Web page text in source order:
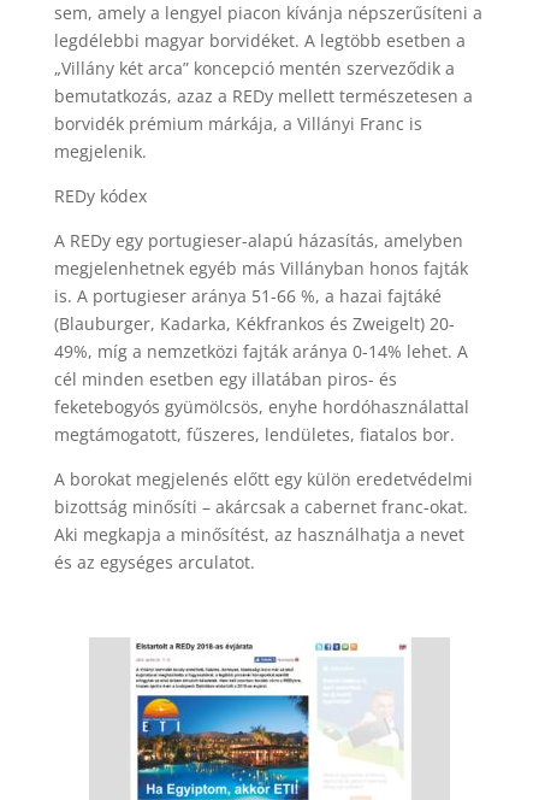
sem, amely a lengyel piacon kívánja népszerűsíteni a
legdélebbi magyar borvidéket. A legtöbb esetben a
„Villány két arca” koncepció mentén szerveződik a
bemutatkozás, azaz a REDy mellett természetesen a
borvidék prémium márkája, a Villányi Franc is
megjelenik.
REDy kódex
A REDy egy portugieser-alapú házasítás, amelyben
megjelenhetnek egyéb más Villányban honos fajták
is. A portugieser aránya 51-66 %, a hazai fajtáké
(Blauburger, Kadarka, Kékfrankos és Zweigelt) 20-
49%, míg a nemzetközi fajták aránya 0-14% lehet. A
cél minden esetben egy illatában piros- és
feketebogyós gyümölcsös, enyhe hordóhasználattal
megtámogatott, fűszeres, lendületes, fiatalos bor.
A borokat megjelenés előtt egy külön eredetvédelmi
bizottság minősíti – akárcsak a cabernet franc-okat.
Aki megkapja a minősítést, az használhatja a nevet
és az egységes arculatot.